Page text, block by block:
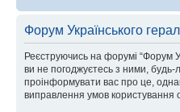
Форум Українського
Реєструючись на форумі “Форум
ви не погоджуєтесь з ними, будь-
проінформувати вас про це,
виправлення умов користування